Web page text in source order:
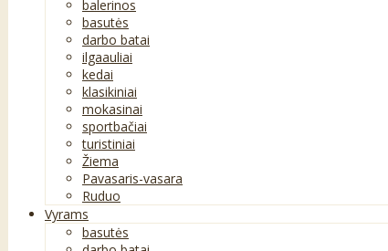
balerinos
basutės
darbo batai
ilgaauliai
kedai
klasikiniai
mokasinai
sportbačiai
turistiniai
Žiema
Pavasaris-vasara
Ruduo
Vyrams
basutės